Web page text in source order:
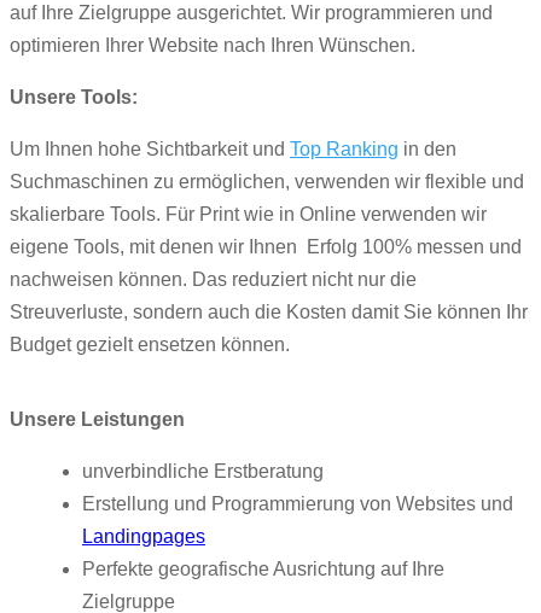
auf Ihre Zielgruppe ausgerichtet. Wir programmieren und
optimieren Ihrer Website nach Ihren Wünschen.
Unsere Tools:
Um Ihnen hohe Sichtbarkeit und Top Ranking in den
Suchmaschinen zu ermöglichen, verwenden wir flexible und
skalierbare Tools. Für Print wie in Online verwenden wir
eigene Tools, mit denen wir Ihnen Erfolg 100% messen und
nachweisen können. Das reduziert nicht nur die
Streuverluste, sondern auch die Kosten damit Sie können Ihr
Budget gezielt ensetzen können.
Unsere Leistungen
unverbindliche Erstberatung
Erstellung und Programmierung von Websites und
Landingpages
Perfekte geografische Ausrichtung auf Ihre
Zielgruppe